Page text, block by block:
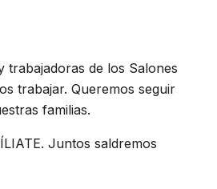
trabajadoras de los Salones
trabajar. Queremos seguir
familias.
Juntos saldremos